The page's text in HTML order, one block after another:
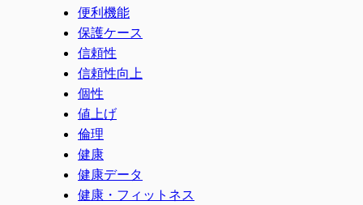
便利機能
保護ケース
信頼性
信頼性向上
個性
値上げ
倫理
健康
健康データ
健康・フィットネス